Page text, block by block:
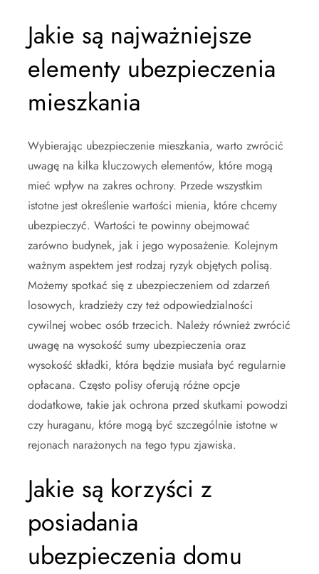
Jakie są najważniejsze
elementy ubezpieczenia
mieszkania
Wybierając ubezpieczenie mieszkania, warto zwrócić
uwagę na kilka kluczowych elementów, które mogą
mieć wpływ na zakres ochrony. Przede wszystkim
istotne jest określenie wartości mienia, które chcemy
ubezpieczyć. Wartości te powinny obejmować
zarówno budynek, jak i jego wyposażenie. Kolejnym
ważnym aspektem jest rodzaj ryzyk objętych polisą.
Możemy spotkać się z ubezpieczeniem od zdarzeń
losowych, kradzieży czy też odpowiedzialności
cywilnej wobec osób trzecich. Należy również zwrócić
uwagę na wysokość sumy ubezpieczenia oraz
wysokość składki, która będzie musiała być regularnie
opłacana. Często polisy oferują różne opcje
dodatkowe, takie jak ochrona przed skutkami powodzi
czy huraganu, które mogą być szczególnie istotne w
rejonach narażonych na tego typu zjawiska.
Jakie są korzyści z
posiadania
ubezpieczenia domu